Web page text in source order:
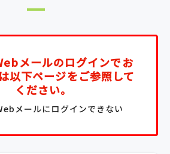
メールのログインでお
以下ページをご参照して
ください。
メールにログインできない